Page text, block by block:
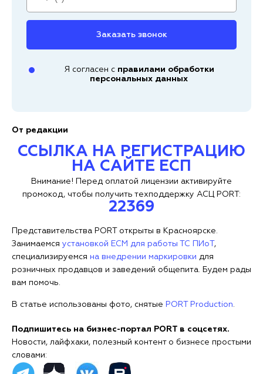
Заказать звонок
Я согласен с правилами обработки
персональных данных
От редакции
ССЫЛКА НА РЕГИСТРАЦИЮ
НА САЙТЕ ЕСП
Внимание! Перед оплатой лицензии активируйте
промокод, чтобы получить техподдержку АСЦ PORT:
22369
Представительства PORT открыты в Красноярске.
Занимаемся установкой ЕСМ для работы ТС ПИоТ ,
специализируемся на внедрении маркировки для
розничных продавцов и заведений общепита. Будем рады
вам помочь.
В статье использованы фото, снятые PORT Production.
Подпишитесь на бизнес-портал PORT в соцсетях.
Новости, лайфхаки, полезный контент о бизнесе простыми
словами: